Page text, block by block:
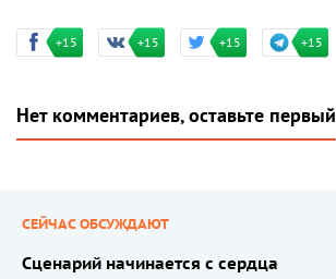
+15 +15 +15 +15
Нет комментариев, оставьте первый
СЕЙЧАС ОБСУЖДАЮТ
Сценарий начинается с сердца